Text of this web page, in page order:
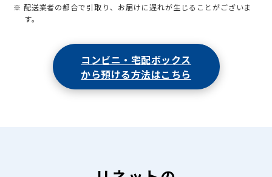
※ 配送業者の都合で引取り、お届けに遅れが生じることがございま
す。
コンビニ・宅配ボックス
から預ける方法はこちら